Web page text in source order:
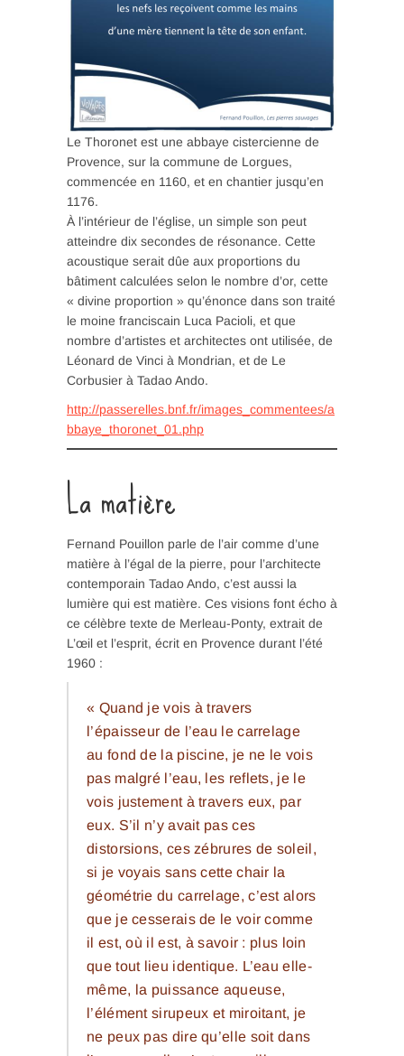
Le Thoronet est une abbaye cistercienne de
Provence, sur la commune de Lorgues,
commencée en 1160, et en chantier jusqu’en
1176.
À l’intérieur de l’église, un simple son peut
atteindre dix secondes de résonance. Cette
acoustique serait dûe aux proportions du
bâtiment calculées selon le nombre d’or, cette
« divine proportion » qu’énonce dans son traité
le moine franciscain Luca Pacioli, et que
nombre d’artistes et architectes ont utilisée, de
Léonard de Vinci à Mondrian, et de Le
Corbusier à Tadao Ando.
http://passerelles.bnf.fr/images_commentees/a
bbaye_thoronet_01.php
La matière
Fernand Pouillon parle de l’air comme d’une
matière à l’égal de la pierre, pour l’architecte
contemporain Tadao Ando, c’est aussi la
lumière qui est matière. Ces visions font écho à
ce célèbre texte de Merleau-Ponty, extrait de
L’œil et l’esprit, écrit en Provence durant l’été
1960 :
« Quand je vois à travers
l’épaisseur de l’eau le carrelage
au fond de la piscine, je ne le vois
pas malgré l’eau, les reflets, je le
vois justement à travers eux, par
eux. S’il n’y avait pas ces
distorsions, ces zébrures de soleil,
si je voyais sans cette chair la
géométrie du carrelage, c’est alors
que je cesserais de le voir comme
il est, où il est, à savoir : plus loin
que tout lieu identique. L’eau elle-
même, la puissance aqueuse,
l’élément sirupeux et miroitant, je
ne peux pas dire qu’elle soit dans